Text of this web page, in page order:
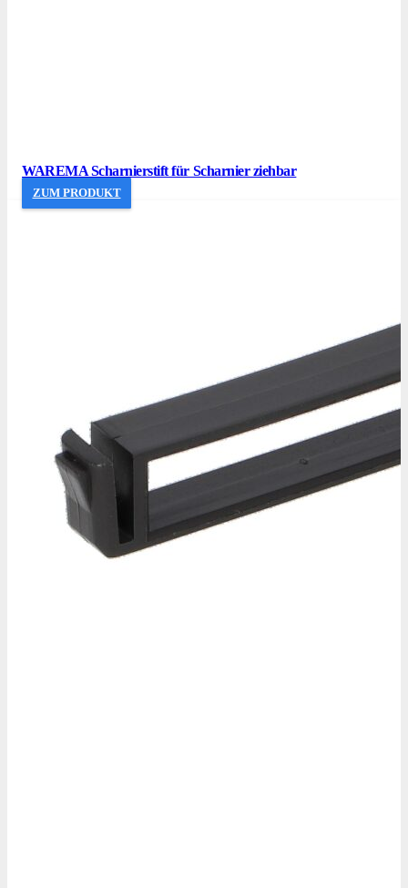
WAREMA Scharnierstift für Scharnier ziehbar
ZUM PRODUKT